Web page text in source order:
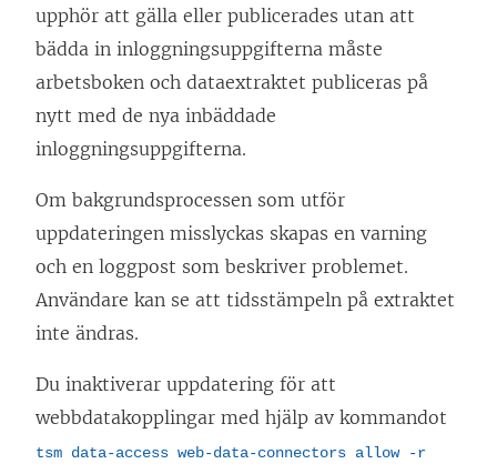
upphör att gälla eller publicerades utan att
bädda in inloggningsuppgifterna måste
arbetsboken och dataextraktet publiceras på
nytt med de nya inbäddade
inloggningsuppgifterna.
Om bakgrundsprocessen som utför
uppdateringen misslyckas skapas en varning
och en loggpost som beskriver problemet.
Användare kan se att tidsstämpeln på extraktet
inte ändras.
Du inaktiverar uppdatering för att
webbdatakopplingar med hjälp av kommandot
tsm data-access web-data-connectors allow -r